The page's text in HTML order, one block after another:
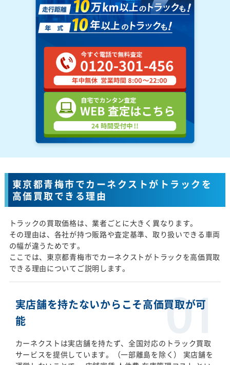
東京都青梅市でカーネクストがトラックを
高価買取できる理由
トラックの買取価格は、業者ごとに大きく異なります。
その理由は、各社が持つ販路や査定基準、取り扱いできる車両
の幅が違うためです。
ここでは、東京都青梅市でカーネクストがトラックを高価買取
できる理由についてご説明します。
実店舗を持たないからこそ高価買取が可
能
カーネクストは実店舗を持たず、全国対応のトラック買取
サービスを提供しています。（一部離島を除く） 実店舗を